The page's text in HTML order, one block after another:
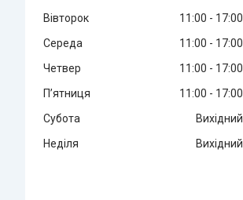
Вівторок
11:00
17:00
Середа
11:00
17:00
Четвер
11:00
17:00
Пʼятниця
11:00
17:00
Субота
Вихідний
Неділя
Вихідний